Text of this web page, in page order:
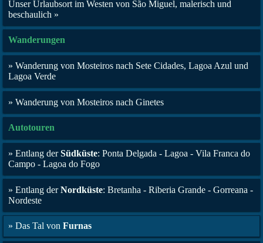
Unser Urlaubsort im Westen von São Miguel, malerisch und
beschaulich »
Wanderungen
» Wanderung von Mosteiros nach Sete Cidades, Lagoa Azul und
Lagoa Verde
» Wanderung von Mosteiros nach Ginetes
Autotouren
» Entlang derSüdküste: Ponta Delgada - Lagoa - Vila Franca do
Campo - Lagoa do Fogo
» Entlang derNordküste: Bretanha - Riberia Grande - Gorreana -
Nordeste
» Das Tal vonFurnas